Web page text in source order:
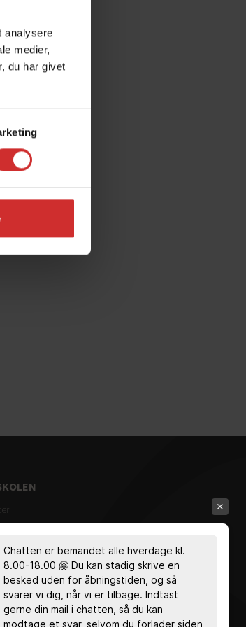
analysere
medier,
du har givet
& administration
Chatten er bemandet alle hverdage kl.
8.00-18.00 🤗 Du kan stadig skrive en
besked uden for åbningstiden, og så
svarer vi dig, når vi er tilbage. Indtast
gerne din mail i chatten, så du kan
modtage et svar, selvom du forlader siden